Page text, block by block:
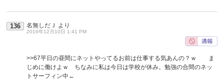
136 名無しだＪ より
2016年12月10日 1:41 PM
>>67平日の昼間にネットやってるお前は仕事する気あんの？ｗ ま
じめに働けよｗ ちなみに私は今日は学校が休み。勉強の合間のネッ
トサーフィン中←